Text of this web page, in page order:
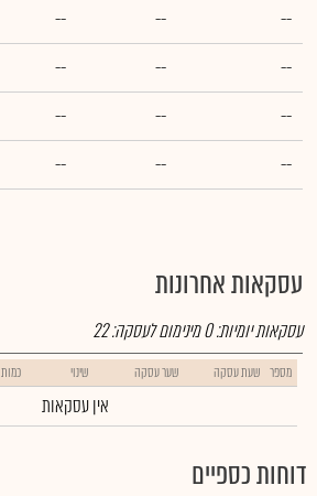
--
--
--
--
--
--
--
--
--
--
--
--
עסקאות אחרונות
עסקאות יומיות:0מינימום לעסקה:22
מספר שעת עסקה שער עסקה שינוי כמות
אין עסקאות
דוחות כספיים